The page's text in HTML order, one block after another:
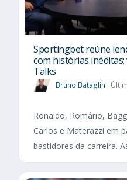
Sportingbet reúne
com histórias
Talks
Bruno Bataglin
Ronaldo, Romário,
Carlos e Materazzi em
bastidores da carreira.